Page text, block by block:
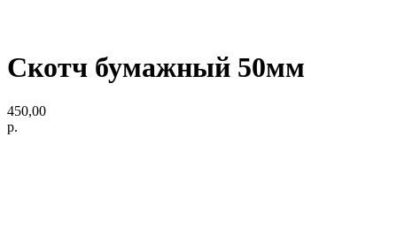
Скотч бумажный 50мм
450,00
р.